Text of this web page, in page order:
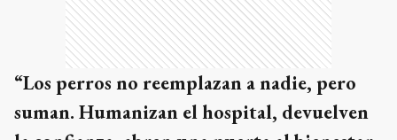
“Los perros no reemplazan a nadie, pero
suman. Humanizan el hospital, devuelven